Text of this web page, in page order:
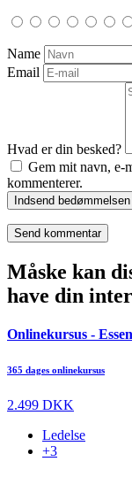
Name
Email
Hvad er din besked?
Gem mit navn, e-
kommenterer.
Indsend bedømmelsen
Måske kan
have din
Onlinekursus -
365 dages onlinekursus
2.499 DKK
Ledelse
+3